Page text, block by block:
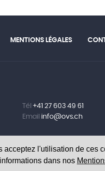
l'utilisation de ces
dans nos
MENTIONS LÉGALES
Tél +41 27 603 49 61
Email info@ovs.ch